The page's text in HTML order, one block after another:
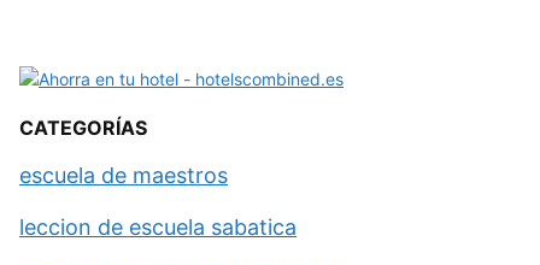
CATEGORÍAS
escuela de maestros
leccion de escuela sabatica